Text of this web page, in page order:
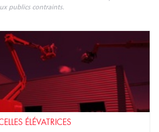
publics contraints.
ÉLÉVATRICES